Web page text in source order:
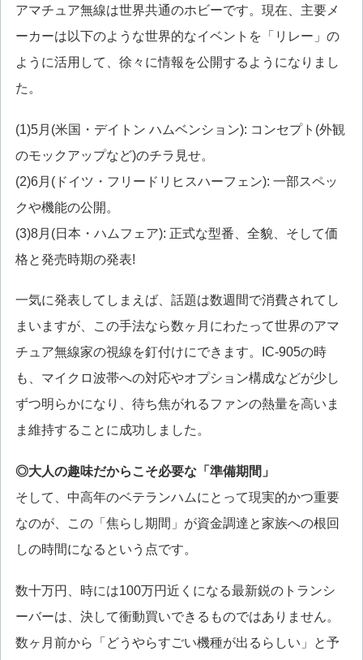
アマチュア無線は世界共通のホビーです。現在、主要メ
ーカーは以下のような世界的なイベントを「リレー」の
ように活用して、徐々に情報を公開するようになりまし
た。
(1)5月(米国・デイトン ハムベンション): コンセプト(外観
のモックアップなど)のチラ見せ。
(2)6月(ドイツ・フリードリヒスハーフェン): 一部スペッ
クや機能の公開。
(3)8月(日本・ハムフェア): 正式な型番、全貌、そして価
格と発売時期の発表!
一気に発表してしまえば、話題は数週間で消費されてし
まいますが、この手法なら数ヶ月にわたって世界のアマ
チュア無線家の視線を釘付けにできます。IC-905の時
も、マイクロ波帯への対応やオプション構成などが少し
ずつ明らかになり、待ち焦がれるファンの熱量を高いま
ま維持することに成功しました。
◎大人の趣味だからこそ必要な「準備期間」
そして、中高年のベテランハムにとって現実的かつ重要
なのが、この「焦らし期間」が資金調達と家族への根回
しの時間になるという点です。
数十万円、時には100万円近くになる最新鋭のトランシ
ーバーは、決して衝動買いできるものではありません。
数ヶ月前から「どうやらすごい機種が出るらしい」と予